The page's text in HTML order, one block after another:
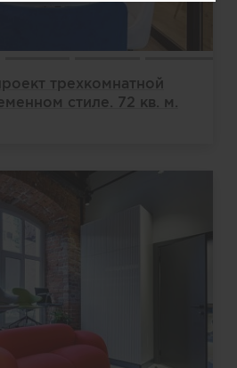
трехкомнатной
стиле. 72 кв. м.